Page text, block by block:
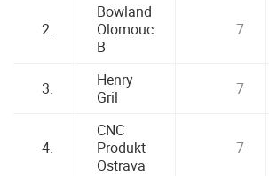
2.
Bowland
Olomouc
B
7
3.
Henry
Gril
7
4.
CNC
Produkt
Ostrava
7